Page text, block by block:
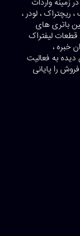
زمینه واردات
ریچتراک ، لودر ،
باتری های
لیفتراک
خبره ،
به فعالیت
را پایانی